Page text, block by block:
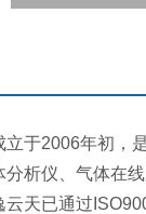
于2006年初，
析仪、气体在
天已通过